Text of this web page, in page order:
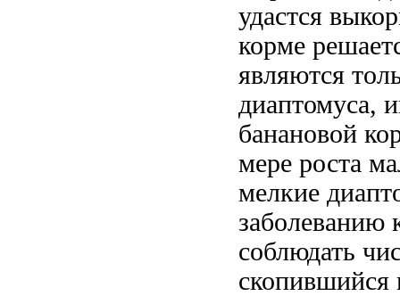
удастся
корме
являются
диаптомуса,
банановой
мере роста
мелкие
заболеванию
соблюдать
скопившийся